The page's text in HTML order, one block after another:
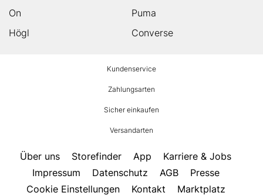
On
Puma
Högl
Converse
Kundenservice
Zahlungsarten
Sicher einkaufen
Versandarten
Über uns Storefinder App
Karriere & Jobs
Impressum
Datenschutz AGB
Presse
Cookie Einstellungen
Kontakt Marktplatz